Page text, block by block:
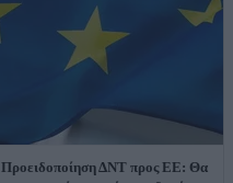
Προειδοποίηση ΔΝΤ προς ΕΕ: Θα